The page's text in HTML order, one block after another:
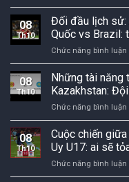
08
Th10
Đối đầu lịch sử:
Quốc vs Brazil:
Chức năng bình luận
08
Th10
Những tài năng
Kazakhstan:
Chức năng bình luận
08
Th10
Cuộc chiến
Uy U17: ai sẽ
Chức năng bình luận